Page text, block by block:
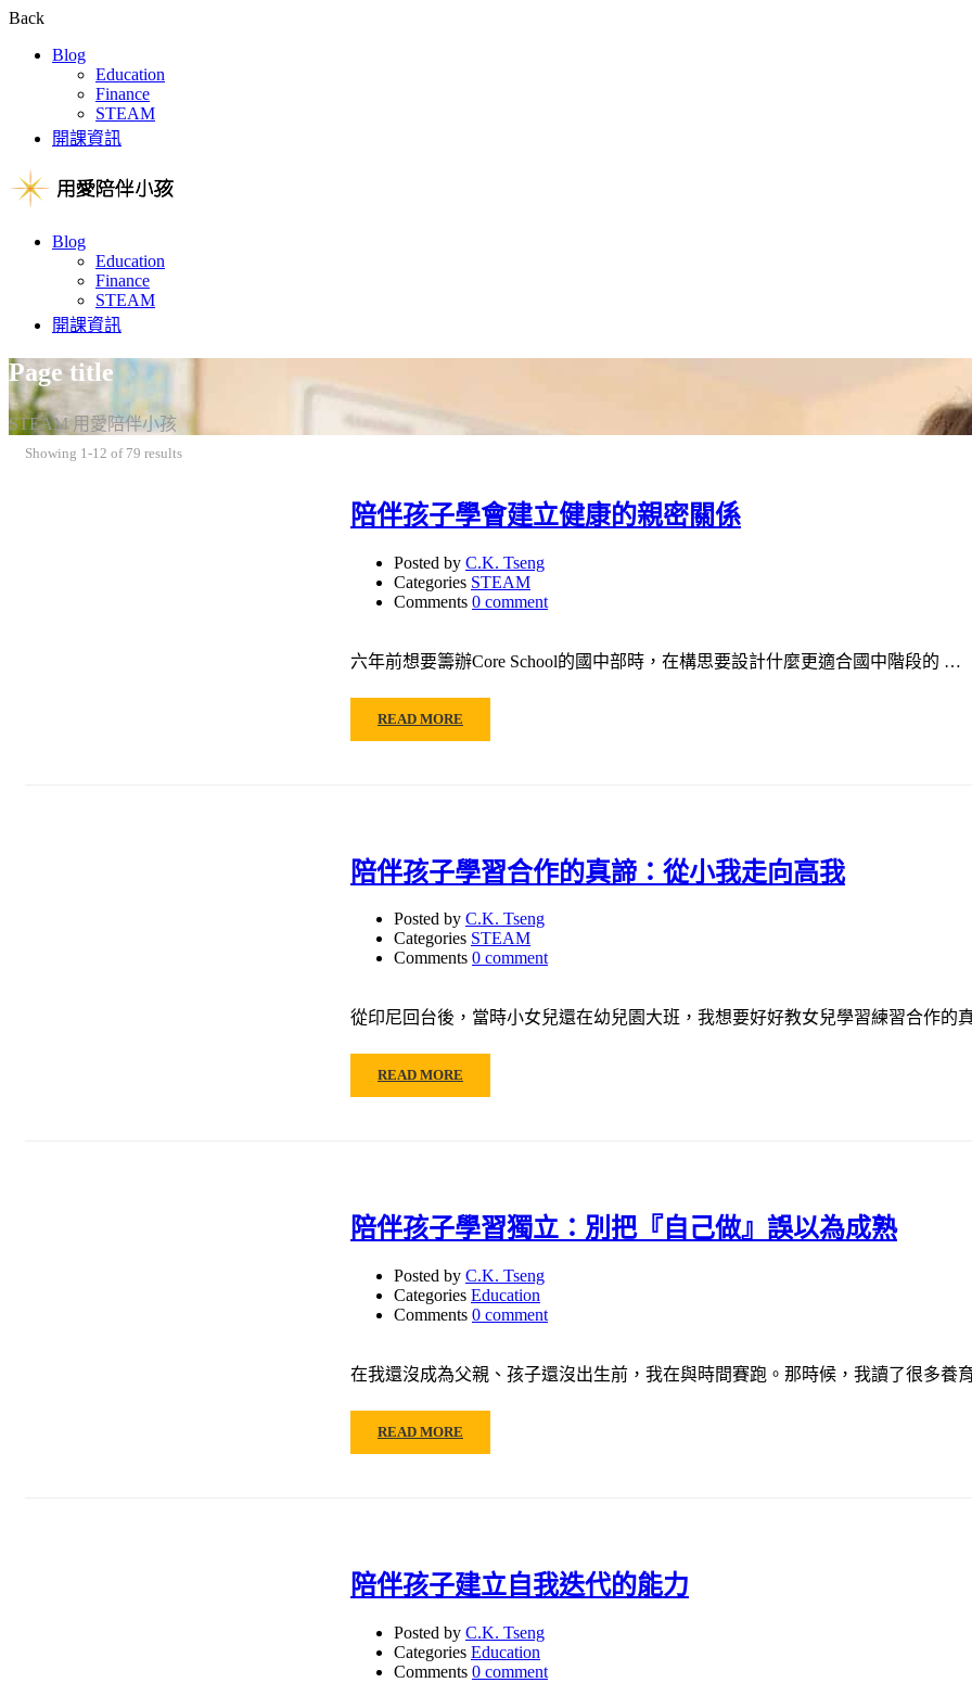
Back
Blog
Education
Finance
STEAM
開課資訊
Blog
Education
Finance
STEAM
開課資訊
Page title
STEAM 用愛陪伴小孩
Showing 1-12 of 79 results
陪伴孩子學會建立健康的親密關係
Posted by C.K. Tseng
Categories STEAM
Comments 0 comment
六年前想要籌辦Core School的國中部時，在構思要設計什麼更適合國中階段的 …
READ MORE
陪伴孩子學習合作的真諦：從小我走向高我
Posted by C.K. Tseng
Categories STEAM
Comments 0 comment
從印尼回台後，當時小女兒還在幼兒園大班，我想要好好教女兒學習練習合作的
READ MORE
陪伴孩子學習獨立：別把『自己做』誤以為成熟
Posted by C.K. Tseng
Categories Education
Comments 0 comment
在我還沒成為父親、孩子還沒出生前，我在與時間賽跑。那時候，我讀了很多養
READ MORE
陪伴孩子建立自我迭代的能力
Posted by C.K. Tseng
Categories Education
Comments 0 comment